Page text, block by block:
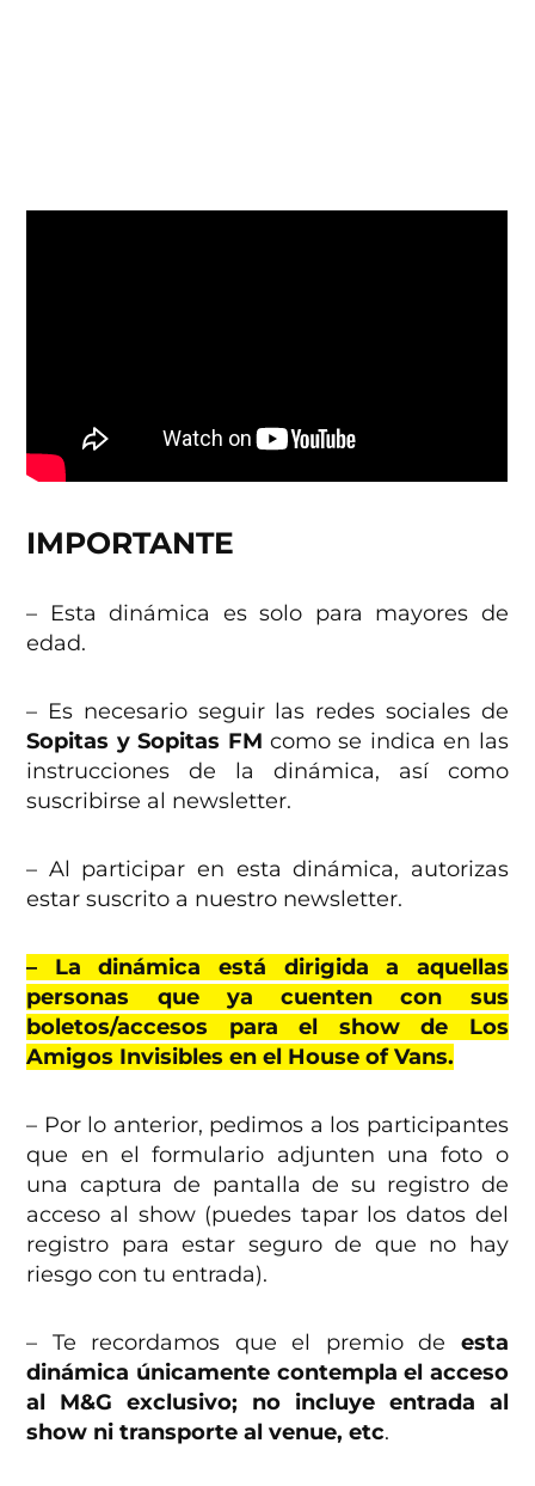
IMPORTANTE
– Esta dinámica es solo para mayores de
edad.
– Es necesario seguir las redes sociales de
Sopitas y Sopitas FM como se indica en las
instrucciones de la dinámica, así como
suscribirse al newsletter.
– Al participar en esta dinámica, autorizas
estar suscrito a nuestro newsletter.
– La dinámica está dirigida a aquellas
personas que ya cuenten con sus
boletos/accesos para el show de Los
Amigos Invisibles en el House of Vans.
– Por lo anterior, pedimos a los participantes
que en el formulario adjunten una foto o
una captura de pantalla de su registro de
acceso al show (puedes tapar los datos del
registro para estar seguro de que no hay
riesgo con tu entrada).
– Te recordamos que el premio de esta
dinámica únicamente contempla el acceso
al M&G exclusivo; no incluye entrada al
show ni transporte al venue, etc.